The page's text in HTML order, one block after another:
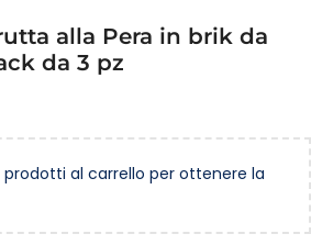
alla Pera in brik da
da 3 pz
prodotti al carrello per ottenere la